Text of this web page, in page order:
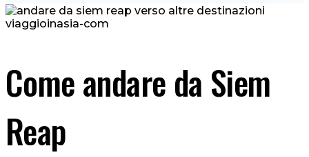
Come andare da Siem
Reap